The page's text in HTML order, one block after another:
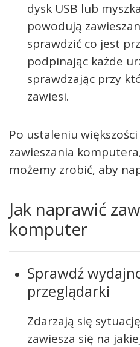
dysk USB lub
powodują
sprawdzić co jest
podpinając każde
sprawdzając przy
zawiesi.
Po ustaleniu
zawieszania
możemy zrobić, aby
Jak naprawić
komputer
Sprawdź
przeglądarki
Zdarzają się
zawiesza się na